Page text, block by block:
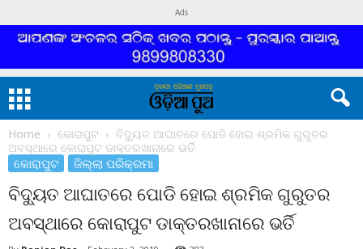
Ads
Home କୋରାପୁଟ
ବିଦ୍ୟୁତ ଆଘାତରେ ପୋଡି ହୋଇ ଶ୍ରମିକ ଗୁରୁତର
ଅବସ୍ଥାରେ କୋରାପୁଟ ଡାକ୍ତରଖାନାରେ ଭର୍ତି
କୋରାପୁଟ ଜିଲ୍ଲା ପରିକ୍ରମା
ବିଦ୍ୟୁତ ଆଘାତରେ ପୋଡି ହୋଇ ଶ୍ରମିକ ଗୁରୁତର
ଅବସ୍ଥାରେ କୋରାପୁଟ ଡାକ୍ତରଖାନାରେ ଭର୍ତି